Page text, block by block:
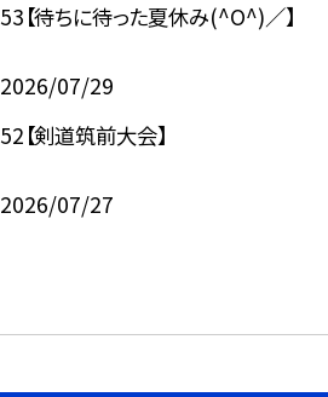
53【待ちに待った夏休み(^O^)／】
2026/07/29
52【剣道筑前大会】
2026/07/27